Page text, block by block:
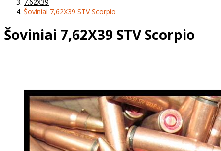
7.62X39
Šoviniai 7,62X39 STV Scorpio
Šoviniai 7,62X39 STV Scorpio